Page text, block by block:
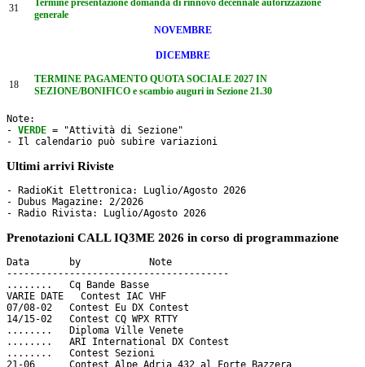
31
Termine presentazione domanda di rinnovo decennale autorizzazione
generale
NOVEMBRE
DICEMBRE
18
TERMINE PAGAMENTO QUOTA SOCIALE 2027 IN
SEZIONE/BONIFICO e scambio auguri in Sezione 21.30
Note:
- VERDE = "Attività di Sezione"
- Il calendario può subire variazioni
Ultimi arrivi Riviste
- RadioKit Elettronica: Luglio/Agosto 2026
- Dubus Magazine: 2/2026
Prenotazioni CALL IQ3ME 2026 in corso di programmazione
Data       by     	 Note
---------------------------------------
........   Cq Bande Basse
VARIE DATE   Contest IAC VHF
07/08-02   Contest Eu DX Contest
14/15-02   Contest CQ WPX RTTY
........   Diploma Ville Venete
........   ARI International DX Contest
........   Contest Sezioni